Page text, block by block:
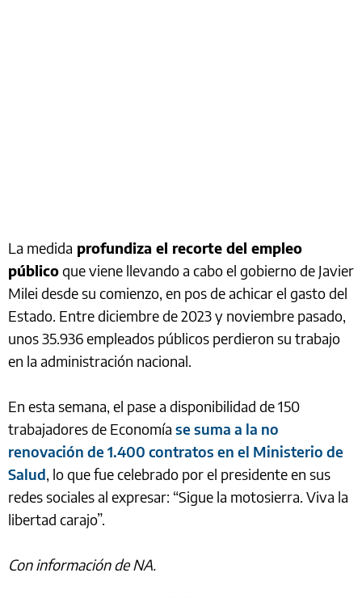
La medida profundiza el recorte del empleo
públicoque viene llevando a cabo el gobierno de Javier
Milei desde su comienzo, en pos de achicar el gasto del
Estado. Entre diciembre de 2023 y noviembre pasado,
unos 35.936 empleados públicos perdieron su trabajo
en la administración nacional.
En esta semana, el pase a disponibilidad de 150
trabajadores de Economía se suma a la no
renovación de 1.400 contratos en el Ministerio de
Salud, lo que fue celebrado por el presidente en sus
redes sociales al expresar: “Sigue la motosierra. Viva la
libertad carajo”.
Con información de NA.